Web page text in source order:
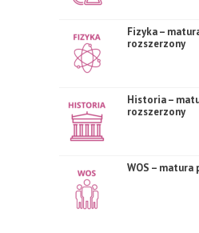
Fizyka –
rozszerzony
Historia –
rozszerzony
WOS –